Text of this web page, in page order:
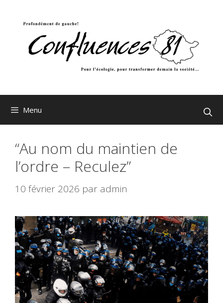
Menu
“Au nom du maintien de
l’ordre – Reculez”
10 février 2026 par admin